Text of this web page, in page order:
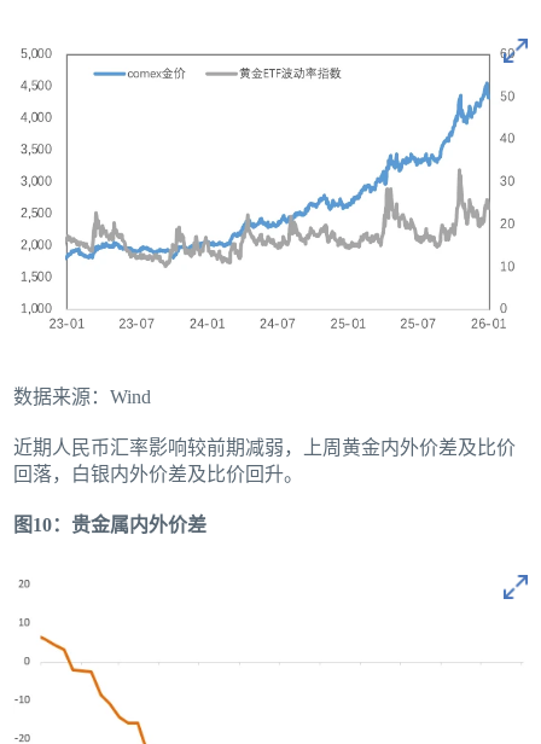
数据来源：Wind
近期人民币汇率影响较前期减弱，上周黄金内外价差及比价
回落，白银内外价差及比价回升。
图10：贵金属内外价差